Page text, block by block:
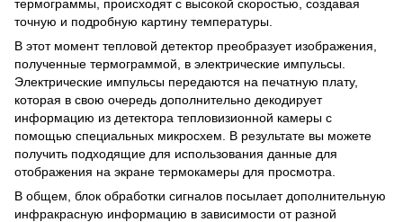
термограммы, происходят с высокой скоростью, создавая
точную и подробную картину температуры.
В этот момент тепловой детектор преобразует изображения,
полученные термограммой, в электрические импульсы.
Электрические импульсы передаются на печатную плату,
которая в свою очередь дополнительно декодирует
информацию из детектора тепловизионной камеры с
помощью специальных микросхем. В результате вы можете
получить подходящие для использования данные для
отображения на экране термокамеры для просмотра.
В общем, блок обработки сигналов посылает дополнительную
инфракрасную информацию в зависимости от разной